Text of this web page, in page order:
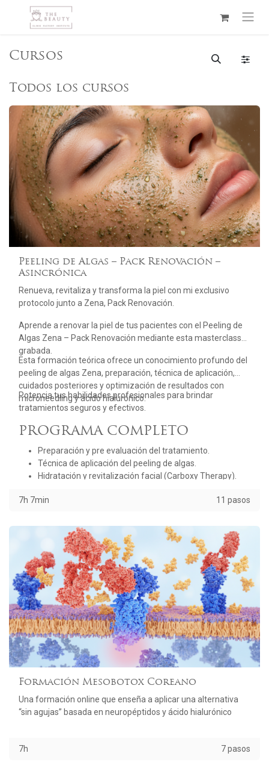
Ir al contenido
Cursos
Todos los cursos
Peeling de Algas – Pack Renovación –
Asincrónica
Renueva, revitaliza y transforma la piel con mi exclusivo
protocolo junto a Zena, Pack Renovación.
Aprende a renovar la piel de tus pacientes con el Peeling de
Algas Zena – Pack Renovación mediante esta masterclass
grabada.
Esta formación teórica ofrece un conocimiento profundo del
peeling de algas Zena, preparación, técnica de aplicación,
cuidados posteriores y optimización de resultados con
microneedling y ácido hialurónico.
Potencia tus habilidades profesionales para brindar
tratamientos seguros y efectivos.
PROGRAMA COMPLETO
Preparación y pre evaluación del tratamiento.
Técnica de aplicación del peeling de algas.
Hidratación y revitalización facial (Carboxy Therapy).
Optimización de resultados con microneedling biológico
7h 7min 11 pasos
Formación Mesobotox Coreano
Una formación online que enseña a aplicar una alternativa
“sin agujas” basada en neuropéptidos y ácido hialurónico
7h 7 pasos